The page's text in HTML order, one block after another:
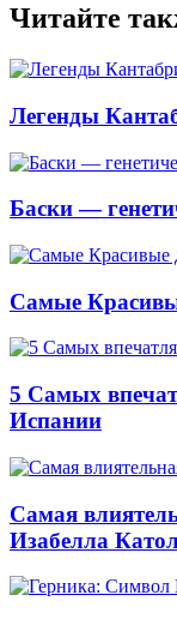
Читайте
Легенды
Баски —
Самые
5 Самых
Испании
Самая
Изабелла